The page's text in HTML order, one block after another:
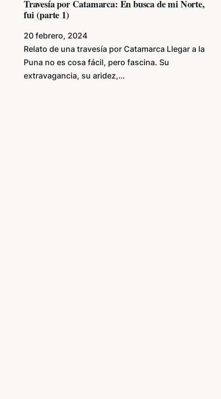
Travesía por Catamarca: En busca de mi Norte,
fui (parte 1)
20 febrero, 2024
Relato de una travesía por Catamarca Llegar a la
Puna no es cosa fácil, pero fascina. Su
extravagancia, su aridez,…